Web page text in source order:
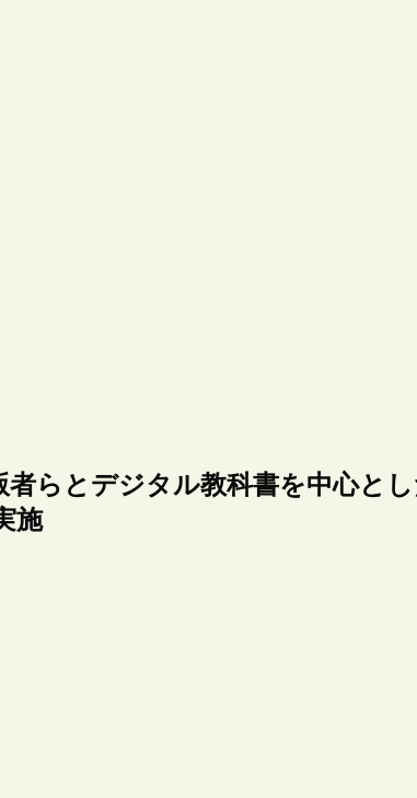
らとデジタル教科書を中心と
施